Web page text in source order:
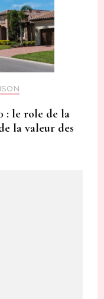
: le role de la
la valeur des